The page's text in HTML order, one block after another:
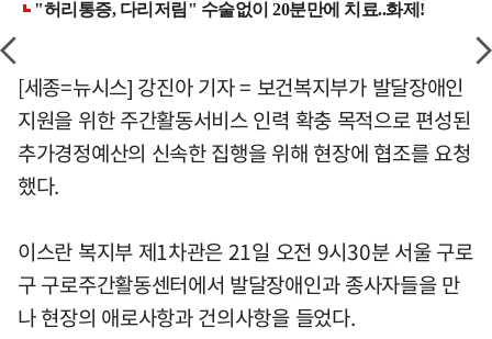
[세종=뉴시스] 강진아 기자 = 보건복지부가 발달장애인
지원을 위한 주간활동서비스 인력 확충 목적으로 편성된
추가경정예산의 신속한 집행을 위해 현장에 협조를 요청
했다.
이스란 복지부 제1차관은 21일 오전 9시30분 서울 구로
구 구로주간활동센터에서 발달장애인과 종사자들을 만
나 현장의 애로사항과 건의사항을 들었다.